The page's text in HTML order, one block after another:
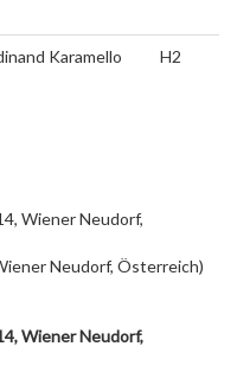
Karamello H2
Wiener Neudorf,
Neudorf, Österreich)
Wiener Neudorf,